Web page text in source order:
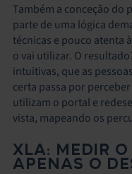
Também a conceção do
parte de uma lógica
técnicas e pouco atenta
o vai utilizar. O
intuitivas, que as
certa passa por
utilizam o portal e
vista, mapeando os
XLA: MEDIR
APENAS O